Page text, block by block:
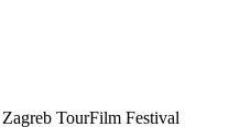
TourFilm Festival